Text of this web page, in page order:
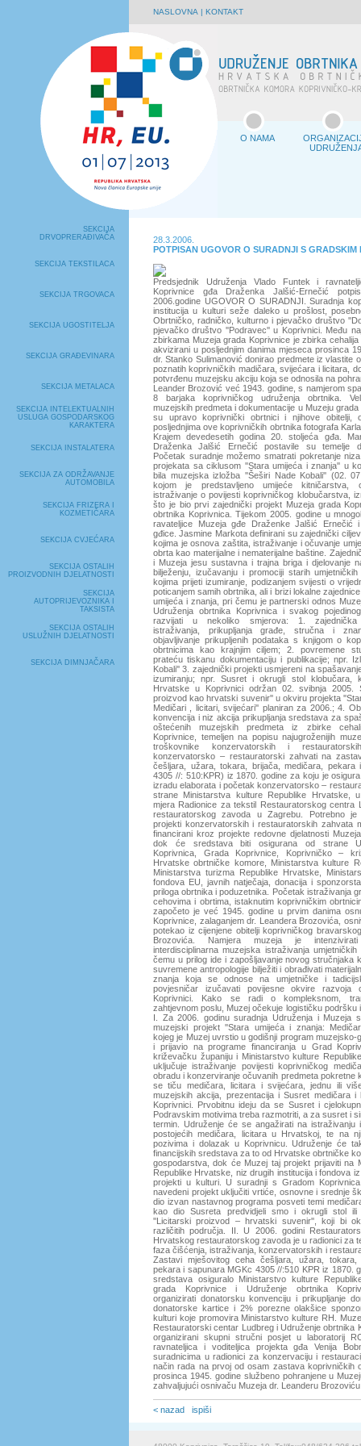
NASLOVNA | KONTAKT
O NAMA
SEKCIJA
DRVOPRERAĐIVAČA
SEKCIJA TEKSTILACA
SEKCIJA TRGOVACA
SEKCIJA UGOSTITELJA
SEKCIJA GRAĐEVINARA
SEKCIJA METALACA
SEKCIJA INTELEKTUALNIH
USLUGA GOSPODARSKOG
KARAKTERA
SEKCIJA INSTALATERA
SEKCIJA ZA ODRŽAVANJE
AUTOMOBILA
SEKCIJA FRIZERA I
KOZMETIČARA
SEKCIJA CVJEĆARA
SEKCIJA OSTALIH
PROIZVODNIH DJELATNOSTI
SEKCIJA
AUTOPRIJEVOZNIKA I
TAKSISTA
SEKCIJA OSTALIH
USLUŽNIH DJELATNOSTI
SEKCIJA DIMNJAČARA
28.3.2006.
POTPISAN UGOVOR O SURADNJI S GRADSKIM
Predsjednik Udruženja Vlado Funtek i
Koprivnice gđa Draženka Jalšić-Ernečić
2006.godine UGOVOR O SURADNJI. Suradnja
institucija u kulturi seže daleko u prošlost,
Obrtničko, radničko, kulturno i pjevačko društvo
pjevačko društvo ''Podravec'' u Koprivnici. Među
zbirkama Muzeja grada Koprivnice je zbirka
akvizirani u posljednjim danima mjeseca prosinca
dr. Stanko Sulimanović donirao predmete iz vlastite
poznatih koprivničkih madičara, svijećara i licitara,
potvrđenu muzejsku akciju koja se odnosila na
Leander Brozović već 1943. godine, s namjerom
8 barjaka koprivničkog udruženja obrtnika.
muzejskih predmeta i dokumentacije u Muzeju
su upravo koprivnički obrtnici i njihove obitelji,
posljednjima ove koprivničkih obrtnika fotografa
Krajem devedesetih godina 20. stoljeća gđa.
Draženka Jalšić Ernečić postavile su temelje
Početak suradnje možemo smatrati pokretanje
projekata sa ciklusom ''Stara umijeća i znanja'' u
bila muzejska izložba ''Šeširi Nade Kobali'' (02.
kojom je predstavljeno umijeće kitničarstva,
istraživanje o povijesti koprivničkog klobučarstva,
što je bio prvi zajednički projekt Muzeja grada
obrtnika Koprivnica. Tijekom 2005. godine u
ravateljice Muzeja gđe Draženke Jalšić Ernečić
gđice. Jasmine Markota definirani su zajednički
kojima je osnova zaštita, istraživanje i očuvanje
obrta kao materijalne i nematerijalne baštine.
i Muzeja jesu sustavna i trajna briga i djelovanje
bilježenju, izučavanju i promociji starih
kojima prijeti izumiranje, podizanjem svijesti o
poticanjem samih obrtnika, ali i brizi lokalne
umijeća i znanja, pri čemu je partnerski odnos
Udruženja obrtnika Koprivnica i svakog
razvijati u nekoliko smjerova: 1. zajednička
istraživanja, prikupljanja građe, stručna i
objavljivanje prikupljenih podataka s knjigom o
obrtnicima kao krajnjim ciljem; 2. povremene
prateću tiskanu dokumentaciju i publikacije; npr.
Kobali'' 3. zajednički projekti usmjereni na
izumiranju; npr. Susret i okrugli stol klobučara,
Hrvatske u Koprivnici održan 02. svibnja 2005.
proizvod kao hrvatski suvenir'' u okviru projekta
Medičari , licitari, svijećari'' planiran za 2006.; 4.
konvencija i niz akcija prikupljanja sredstava za
oštećenih muzejskih predmeta iz zbirke
Koprivnice, temeljen na popisu najugroženijih
troškovnike konzervatorskih i
konzervatorsko – restauratorski zahvati na
češljara, užara, tokara, brijača, medičara, pekara
4305 //: 510:KPR) iz 1870. godine za koju je
izradu elaborata i početak konzervatorsko –
strane Ministarstva kulture Republike Hrvatske,
mjera Radionice za tekstil Restauratorskog centra
restauratorskog zavoda u Zagrebu. Potrebno
projekti konzervatorskih i restauratorskih zahvata
financirani kroz projekte redovne djelatnosti
dok će sredstava biti osigurana od strane
Koprivnica, Grada Koprivnice, Koprivničko –
Hrvatske obrtničke komore, Ministarstva kulture
Ministarstva turizma Republike Hrvatske,
fondova EU, javnih natječaja, donacija i
priloga obrtnika i poduzetnika. Početak istraživanja
cehovima i obrtima, istaknutim koprivničkim
započeto je već 1945. godine u prvim danima
Koprivnice, zalaganjem dr. Leandera Brozovića,
potekao iz cijenjene obitelji koprivničkog
Brozovića. Namjera muzeja je
interdisciplinarna muzejska istraživanja
čemu u prilog ide i zapošljavanje novog stručnjaka
suvremene antropologije bilježiti i obrađivati
znanja koja se odnose na umjetničke i
povjesničar izučavati povijesne okvire
Koprivnici. Kako se radi o kompleksnom,
zahtjevnom poslu, Muzej očekuje logističku podršku
I. Za 2006. godinu suradnja Udruženja i Muzeja
muzejski projekt ''Stara umijeća i znanja:
kojeg je Muzej uvrstio u godišnji program muzejsko-
i prijavio na programe financiranja u Grad
križevačku županiju i Ministarstvo kulture
uključuje istraživanje povijesti koprivničkog
obradu i konzerviranje očuvanih predmeta pokretne
se tiču medičara, licitara i svijećara, jednu ili
muzejskih akcija, prezentacija i Susret medičara i
Koprivnici. Prvobitnu ideju da se Susret i
Podravskim motivima treba razmotriti, a za susret i
termin. Udruženje će se angažirati na istraživanju
postojećih medičara, licitara u Hrvatskoj, te na
pozivima i dolazak u Koprivnicu. Udruženje će
financijskih sredstava za to od Hrvatske obrtničke
gospodarstva, dok će Muzej taj projekt prijaviti na
Republike Hrvatske, niz drugih institucija i fondova
projekti u kulturi. U suradnji s Gradom
navedeni projekt uključiti vrtiće, osnovne i srednje
dio izvan nastavnog programa posveti temi
kao dio Susreta predvidjeli smo i okrugli stol ili
''Licitarski proizvod – hrvatski suvenir'', koji bi
različitih područja. II. U 2006. godini
Hrvatskog restauratorskog zavoda je u radionici za
faza čišćenja, istraživanja, konzervatorskih i
Zastavi mješovitog ceha češljara, užara, tokara,
pekara i sapunara MGKc 4305 //:510 KPR iz 1870.
sredstava osiguralo Ministarstvo kulture
grada Koprivnice i Udruženje obrtnika
organizirati donatorsku konvenciju i prikupljanje
donatorske kartice i 2% porezne olakšice
kulturi koje promovira Ministarstvo kulture RH.
Restauratorski centar Ludbreg i Udruženje obrtnika
organizirani skupni stručni posjet u laboratorij
ravnateljica i voditeljica projekta gđa Venija
suradnicima u radionici za konzervaciju i
način rada na prvoj od osam zastava koprivničkih
prosinca 1945. godine službeno pohranjene u
zahvaljujući osnivaču Muzeja dr. Leanderu
< nazad ispiši